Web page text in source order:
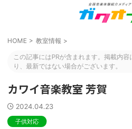
HOME > 教室情報 >
この記事にはPRが含まれます。掲載内
り、最新ではない場合がございます。
カワイ音楽教室 芳賀
2024.04.23
子供対応